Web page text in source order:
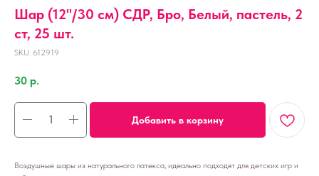
Шар (12''/30 см) СДР, Бро, Белый, пастель, 2
ст, 25 шт.
SKU: 612919
30 р.
Добавить в корзину
Воздушные шары из натурального латекса, идеально подходят для детских игр и